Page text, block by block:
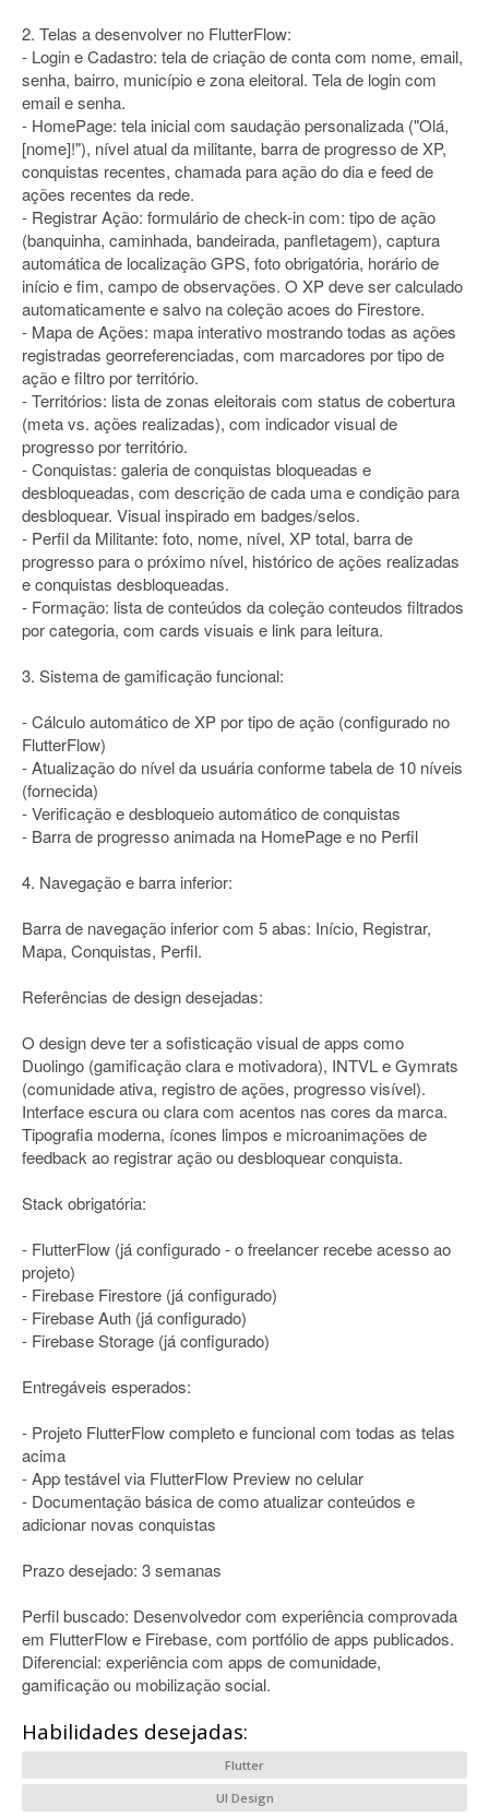
2. Telas a desenvolver no FlutterFlow:
- Login e Cadastro: tela de criação de conta com nome, email,
senha, bairro, município e zona eleitoral. Tela de login com
email e senha.
- HomePage: tela inicial com saudação personalizada ("Olá,
[nome]!"), nível atual da militante, barra de progresso de XP,
conquistas recentes, chamada para ação do dia e feed de
ações recentes da rede.
- Registrar Ação: formulário de check-in com: tipo de ação
(banquinha, caminhada, bandeirada, panfletagem), captura
automática de localização GPS, foto obrigatória, horário de
início e fim, campo de observações. O XP deve ser calculado
automaticamente e salvo na coleção acoes do Firestore.
- Mapa de Ações: mapa interativo mostrando todas as ações
registradas georreferenciadas, com marcadores por tipo de
ação e filtro por território.
- Territórios: lista de zonas eleitorais com status de cobertura
(meta vs. ações realizadas), com indicador visual de
progresso por território.
- Conquistas: galeria de conquistas bloqueadas e
desbloqueadas, com descrição de cada uma e condição para
desbloquear. Visual inspirado em badges/selos.
- Perfil da Militante: foto, nome, nível, XP total, barra de
progresso para o próximo nível, histórico de ações realizadas
e conquistas desbloqueadas.
- Formação: lista de conteúdos da coleção conteudos filtrados
por categoria, com cards visuais e link para leitura.
3. Sistema de gamificação funcional:
- Cálculo automático de XP por tipo de ação (configurado no
FlutterFlow)
- Atualização do nível da usuária conforme tabela de 10 níveis
(fornecida)
- Verificação e desbloqueio automático de conquistas
- Barra de progresso animada na HomePage e no Perfil
4. Navegação e barra inferior:
Barra de navegação inferior com 5 abas: Início, Registrar,
Mapa, Conquistas, Perfil.
Referências de design desejadas:
O design deve ter a sofisticação visual de apps como
Duolingo (gamificação clara e motivadora), INTVL e Gymrats
(comunidade ativa, registro de ações, progresso visível).
Interface escura ou clara com acentos nas cores da marca.
Tipografia moderna, ícones limpos e microanimações de
feedback ao registrar ação ou desbloquear conquista.
Stack obrigatória:
- FlutterFlow (já configurado - o freelancer recebe acesso ao
projeto)
- Firebase Firestore (já configurado)
- Firebase Auth (já configurado)
- Firebase Storage (já configurado)
Entregáveis esperados:
- Projeto FlutterFlow completo e funcional com todas as telas
acima
- App testável via FlutterFlow Preview no celular
- Documentação básica de como atualizar conteúdos e
adicionar novas conquistas
Prazo desejado: 3 semanas
Perfil buscado: Desenvolvedor com experiência comprovada
em FlutterFlow e Firebase, com portfólio de apps publicados.
Diferencial: experiência com apps de comunidade,
gamificação ou mobilização social.
Habilidades desejadas:
Flutter
UI Design